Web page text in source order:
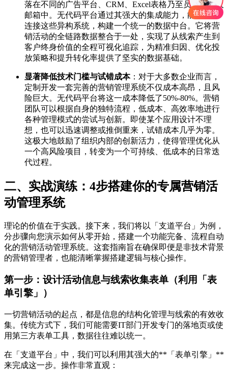
落在不同的广告平台、CRM、Excel表格乃至员工的个人
邮箱中。无代码平台通过其强大的集成能力，能够轻松
连接这些异构系统，构建一个统一的数据中台。它将营
销活动的全链路数据整合于一处，实现了从线索产生到
客户终身价值的全程可视化追踪，为精准归因、优化投
放策略和提升转化率提供了坚实的数据基础。
显著降低技术门槛与试错成本：对于大多数企业而言，
定制开发一套完善的营销管理系统不仅成本高昂，且风
险巨大。无代码平台将这一成本降低了50%-80%。营销
团队可以根据自身的独特流程，低成本、高效率地进行
各种管理模式的尝试与创新。即使某个应用设计不理
想，也可以迅速调整或推倒重来，试错成本几乎为零。
这极大地鼓励了组织内部的创新活力，使得管理优化从
一个高风险项目，转变为一个可持续、低成本的日常迭
代过程。
二、实战演练：4步搭建你的专属营销活
动管理系统
理论的价值在于实践。接下来，我们将以「支道平台」为例，
分步骤向您演示如何从零开始，搭建一个功能完备、流程自动
化的营销活动管理系统。这套指南旨在确保即便是非技术背景
的营销管理者，也能清晰掌握搭建逻辑与核心操作。
第一步：设计活动信息与线索收集表单（利用「表
单引擎」）
一切营销活动的起点，都是信息的结构化管理与线索的有效收
集。传统方式下，我们可能需要IT部门开发专门的落地页或使
用第三方表单工具，数据往往难以统一。
在「支道平台」中，我们可以利用其强大的**「表单引擎」**
来完成这一步。操作非常直观：